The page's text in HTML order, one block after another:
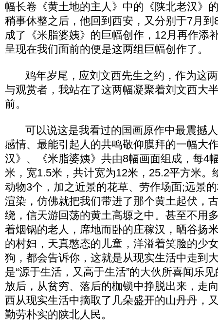
幅长卷《黄土地的主人》中的《陕北老汉》
稍事休整之后，他回到西安，又分别于7月
成了《米脂婆姨》的巨幅创作，12月再作添
呈现在我们面前的便是这两组巨幅创作了。
鸡年岁尾，应刘文西先生之约，作为这两
与观赏者，我站在了这两幅凝聚着刘文西大
前。
可以说这是我看过的国画原作中最震撼人
感情、最能引起人的共鸣敬仰膜拜的一幅大
汉》、《米脂婆姨》共由8幅画面组成，每4
米，宽1.5米，共计宽为12米，25.2平方米。
动物3个，加之近景的花草、劳作场面;远景
渲染，仿佛就把我们带进了那个黄土起伏，
绕，信天游回荡的黄土高塬之中。甚至不用
着烟锅的老人，席地而卧的庄稼汉，晒谷扬
的村妇，天真憨态的儿童，洋溢着笑脸的少
狗，都会告诉你，这就是从现实生活中走到
是“源于生活，又高于生活”的大伙所喜闻乐
放后，从贫穷、落后的枷锁中挣脱出来，走
西从现实生活中摘取了几朵盛开的山丹丹，
勤劳朴实的陕北人民。